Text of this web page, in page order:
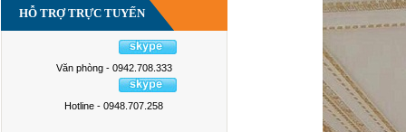
HỖ TRỢ TRỰC TUYẾN
Văn phòng - 0942.708.333
Hotline - 0948.707.258